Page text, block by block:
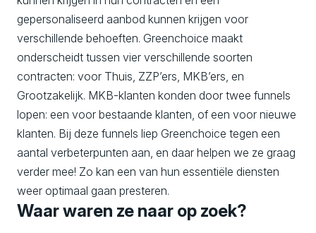
gepersonaliseerd aanbod kunnen krijgen voor
verschillende behoeften. Greenchoice maakt
onderscheidt tussen vier verschillende soorten
contracten: voor Thuis, ZZP’ers, MKB’ers, en
Grootzakelijk. MKB-klanten konden door twee funnels
lopen: een voor bestaande klanten, of een voor nieuwe
klanten. Bij deze funnels liep Greenchoice tegen een
aantal verbeterpunten aan, en daar helpen we ze graag
verder mee! Zo kan een van hun essentiële diensten
weer optimaal gaan presteren.
Waar waren ze naar op zoek?